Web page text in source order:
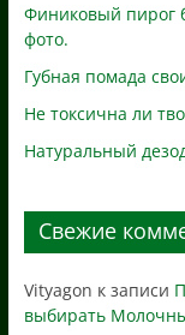
Финиковый пирог
фото.
Губная помада
Не токсична ли
Натуральный
Свежие
Vityagon к записи
выбирать